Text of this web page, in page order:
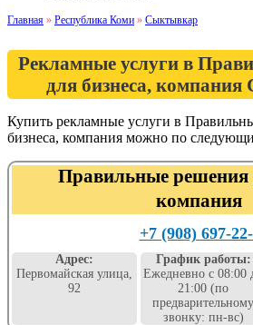
Главная » Республика Коми » Сыктывкар
Рекламные услуги в
для бизнеса,
Купить рекламные услуги в
бизнеса, компания можно по
Правильные решения
компания
+7 (908) 697-
Адрес:
Первомайская улица,
92
График работы:
Ежедневно с 08:00
21:00 (по
предварительному
звонку: пн-вс)